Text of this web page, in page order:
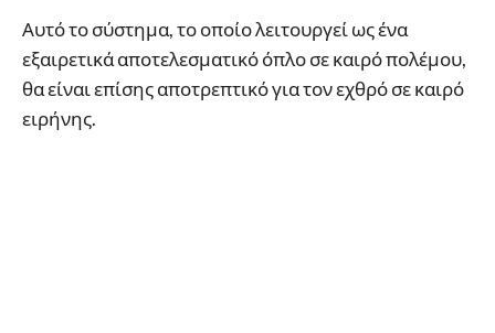
Αυτό το σύστημα, το οποίο λειτουργεί ως ένα
εξαιρετικά αποτελεσματικό όπλο σε καιρό πολέμου,
θα είναι επίσης αποτρεπτικό για τον εχθρό σε καιρό
ειρήνης.